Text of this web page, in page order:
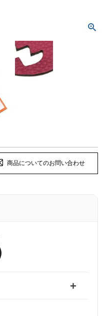
商品についてのお問い合わせ